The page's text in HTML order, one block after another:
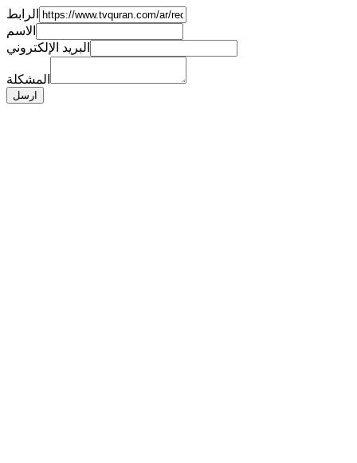
الرابط
الاسم
البريد الإلكتروني
المشكلة
ارسل